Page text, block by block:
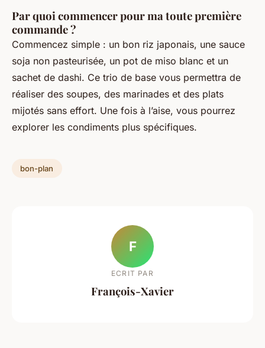
Par quoi commencer pour ma toute première
commande ?
Commencez simple : un bon riz japonais, une sauce
soja non pasteurisée, un pot de miso blanc et un
sachet de dashi. Ce trio de base vous permettra de
réaliser des soupes, des marinades et des plats
mijotés sans effort. Une fois à l’aise, vous pourrez
explorer les condiments plus spécifiques.
bon-plan
F
ECRIT PAR
François-Xavier